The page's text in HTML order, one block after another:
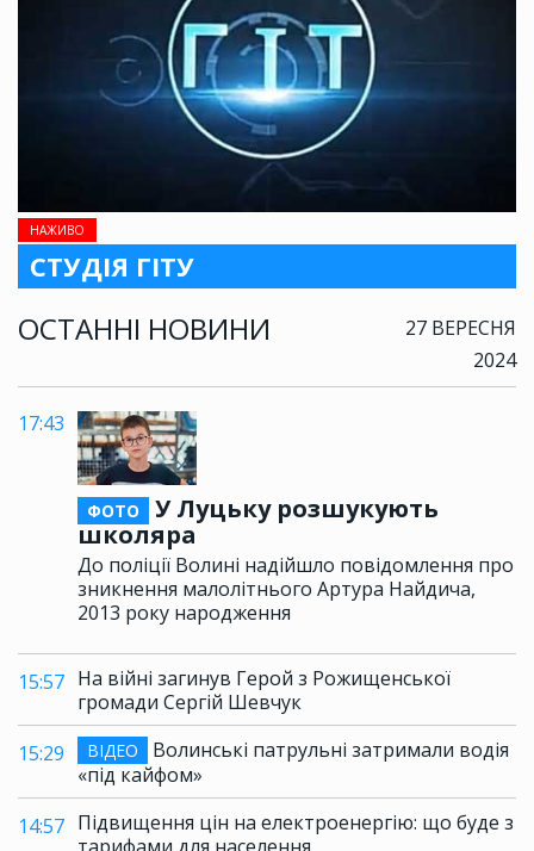
НАЖИВО
СТУДІЯ ГІТУ
ОСТАННІ НОВИНИ
27 ВЕРЕСНЯ
2024
17:43
ФОТО
У Луцьку розшукують
школяра
До поліції Волині надійшло повідомлення про
зникнення малолітнього Артура Найдича,
2013 року народження
15:57 На війні загинув Герой з Рожищенської
громади Сергій Шевчук
15:29
ВІДЕО
Волинські патрульні затримали водія
«під кайфом»
14:57 Підвищення цін на електроенергію: що буде з